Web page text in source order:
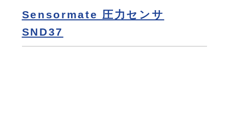
Sensormate 圧力センサ
SND37